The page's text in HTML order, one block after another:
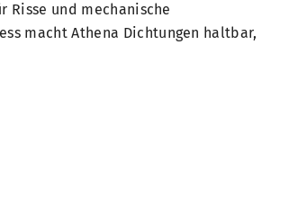
Risse und mechanische
macht Athena Dichtungen haltbar,